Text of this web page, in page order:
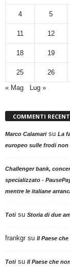
4 5
11 12
18 19
25 26
« Mag
Lug »
COMMENTI
Marco Calamarisu La
europeo sulle frodi non
Challenger bank,
specializzato -
mentre le italiane
Totisu Storia di due
frankgr su Il Paese
Totisu Il Paese che